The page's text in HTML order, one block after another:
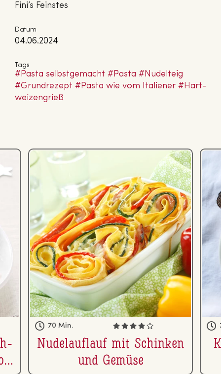
Fini’s Feinstes
Datum
04.06.2024
Tags
#Pasta selbst­ge­macht #Pasta #Nudelteig
#Grund­re­zept #Pasta wie vom Italiener #Hart­
wei­zen­grieß
70 Min.
Nu­del­auf­lauf mit Schinken
und Gemüse